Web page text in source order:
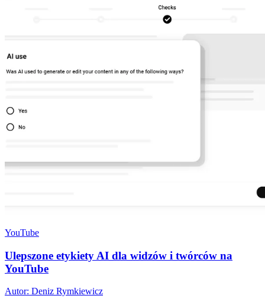
YouTube
Ulepszone etykiety AI dla widzów i twórców na
YouTube
Autor: Deniz Rymkiewicz